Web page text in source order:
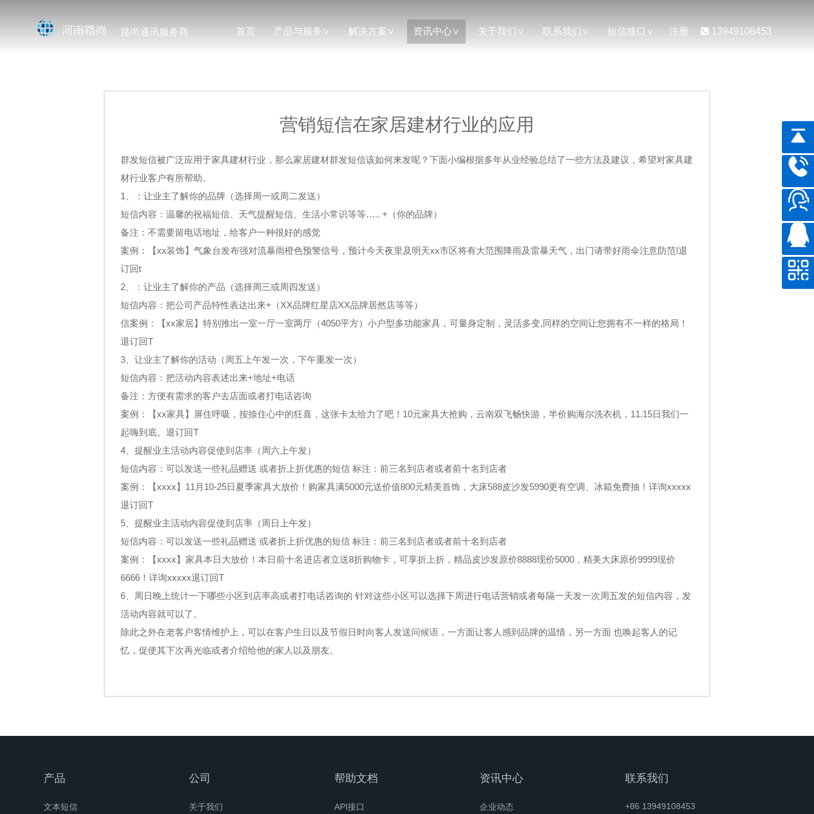
路尚通讯服务商 首页 产品与服务 解决方案 资讯中心 关于我们 联系我们 短信接口 注册 13949108453
营销短信在家居建材行业的应用
群发短信被广泛应用于家具建材行业，那么家居建材群发短信该如何来发呢？下面小编根据多年从业经验总结了一些方法及建议，希望对家具建
材行业客户有所帮助。
1、：让业主了解你的品牌（选择周一或周二发送）
短信内容：温馨的祝福短信、天气提醒短信、生活小常识等等….. +（你的品牌）
备注：不需要留电话地址，给客户一种很好的感觉
案例：【xx装饰】气象台发布强对流暴雨橙色预警信号，预计今天夜里及明天xx市区将有大范围降雨及雷暴天气，出门请带好雨伞注意防范!退
订回t
2、：让业主了解你的产品（选择周三或周四发送）
短信内容：把公司产品特性表达出来+（XX品牌红星店XX品牌居然店等等）
信案例：【xx家居】特别推出一室一厅一室两厅（4050平方）小户型多功能家具，可量身定制，灵活多变,同样的空间让您拥有不一样的格局！
退订回T
3、让业主了解你的活动（周五上午发一次，下午重发一次）
短信内容：把活动内容表述出来+地址+电话
备注：方便有需求的客户去店面或者打电话咨询
案例：【xx家具】屏住呼吸，按捺住心中的狂喜，这张卡太给力了吧！10元家具大抢购，云南双飞畅快游，半价购海尔洗衣机，11.15日我们一
起嗨到底。退订回T
4、提醒业主活动内容促使到店率（周六上午发）
短信内容：可以发送一些礼品赠送 或者折上折优惠的短信 标注：前三名到店者或者前十名到店者
案例：【xxxx】11月10-25日夏季家具大放价！购家具满5000元送价值800元精美首饰，大床588皮沙发5990更有空调、冰箱免费抽！详询xxxxx
退订回T
5、提醒业主活动内容促使到店率（周日上午发）
短信内容：可以发送一些礼品赠送 或者折上折优惠的短信 标注：前三名到店者或者前十名到店者
案例：【xxxx】家具本日大放价！本日前十名进店者立送8折购物卡，可享折上折，精品皮沙发原价8888现价5000，精美大床原价9999现价
6666！详询xxxxx退订回T
6、周日晚上统计一下哪些小区到店率高或者打电话咨询的 针对这些小区可以选择下周进行电话营销或者每隔一天发一次周五发的短信内容，发
活动内容就可以了。
除此之外在老客户客情维护上，可以在客户生日以及节假日时向客人发送问候语，一方面让客人感到品牌的温情，另一方面 也唤起客人的记
忆，促使其下次再光临或者介绍给他的家人以及朋友。
产品
文本短信
公司
关于我们
帮助文档
API接口
资讯中心
企业动态
联系我们
+86 13949108453